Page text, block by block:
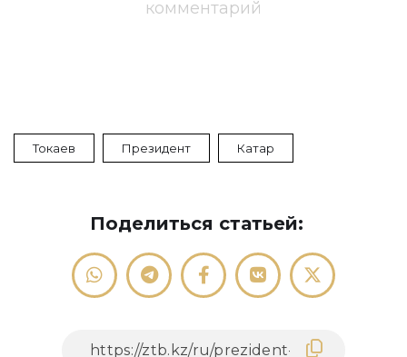
комментарий
Токаев Президент Катар
Поделиться статьей: